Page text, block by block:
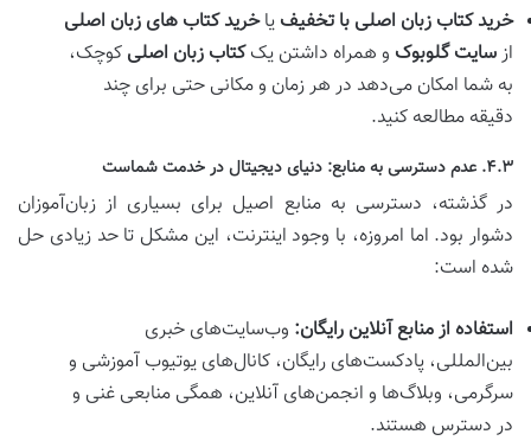
خرید کتاب زبان اصلی با تخفیف یاخرید کتاب های زبان اصلی
ازسایت گلوبوک و همراه داشتن یککتاب زبان اصلی کوچک،
به شما امکان می‌دهد در هر زمان و مکانی حتی برای چند
دقیقه مطالعه کنید.
۴.۳. عدم دسترسی به منابع: دنیای دیجیتال در خدمت شماست
در گذشته، دسترسی به منابع اصیل برای بسیاری از زبان‌آموزان
دشوار بود. اما امروزه، با وجود اینترنت، این مشکل تا حد زیادی حل
شده است:
استفاده از منابع آنلاین رایگان: وب‌سایت‌های خبری
بین‌المللی، پادکست‌های رایگان، کانال‌های یوتیوب آموزشی و
سرگرمی، وبلاگ‌ها و انجمن‌های آنلاین، همگی منابعی غنی و
در دسترس هستند.